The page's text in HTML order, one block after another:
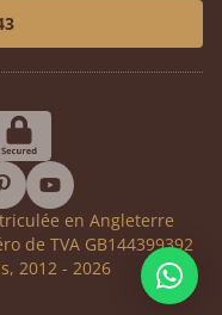
pinterestyoutube
en Angleterre
de TVA GB144399392
2012 - 2026